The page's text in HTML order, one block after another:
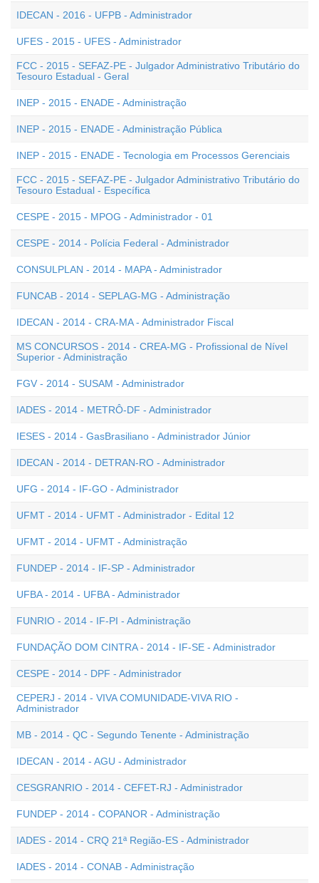
IDECAN - 2016 - UFPB - Administrador
UFES - 2015 - UFES - Administrador
FCC - 2015 - SEFAZ-PE - Julgador Administrativo Tributário do
Tesouro Estadual - Geral
INEP - 2015 - ENADE - Administração
INEP - 2015 - ENADE - Administração Pública
INEP - 2015 - ENADE - Tecnologia em Processos Gerenciais
FCC - 2015 - SEFAZ-PE - Julgador Administrativo Tributário do
Tesouro Estadual - Específica
CESPE - 2015 - MPOG - Administrador - 01
CESPE - 2014 - Polícia Federal - Administrador
CONSULPLAN - 2014 - MAPA - Administrador
FUNCAB - 2014 - SEPLAG-MG - Administração
IDECAN - 2014 - CRA-MA - Administrador Fiscal
MS CONCURSOS - 2014 - CREA-MG - Profissional de Nível
Superior - Administração
FGV - 2014 - SUSAM - Administrador
IADES - 2014 - METRÔ-DF - Administrador
IESES - 2014 - GasBrasiliano - Administrador Júnior
IDECAN - 2014 - DETRAN-RO - Administrador
UFG - 2014 - IF-GO - Administrador
UFMT - 2014 - UFMT - Administrador - Edital 12
UFMT - 2014 - UFMT - Administração
FUNDEP - 2014 - IF-SP - Administrador
UFBA - 2014 - UFBA - Administrador
FUNRIO - 2014 - IF-PI - Administração
FUNDAÇÃO DOM CINTRA - 2014 - IF-SE - Administrador
CESPE - 2014 - DPF - Administrador
CEPERJ - 2014 - VIVA COMUNIDADE-VIVA RIO -
Administrador
MB - 2014 - QC - Segundo Tenente - Administração
IDECAN - 2014 - AGU - Administrador
CESGRANRIO - 2014 - CEFET-RJ - Administrador
FUNDEP - 2014 - COPANOR - Administração
IADES - 2014 - CRQ 21ª Região-ES - Administrador
IADES - 2014 - CONAB - Administração